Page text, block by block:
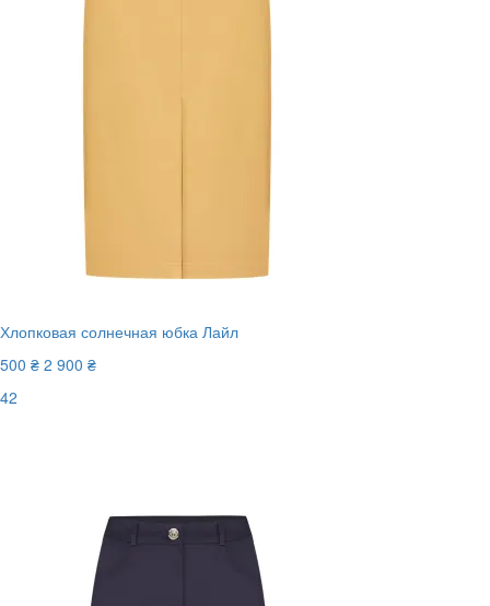
Хлопковая солнечная юбка Лайл
500 ₴ 2 900 ₴
42